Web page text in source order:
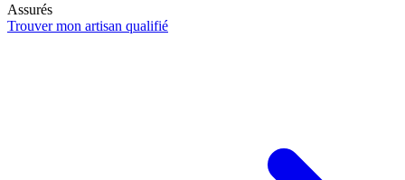
Assurés
Trouver mon artisan qualifié